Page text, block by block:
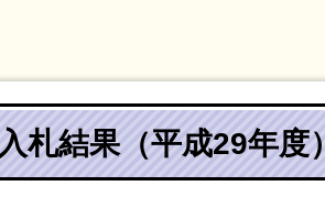
入札結果（平成29年度）